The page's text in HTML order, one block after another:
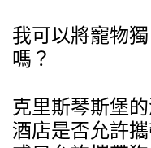
我可以將寵物
嗎？
克里斯琴斯堡
酒店是否允許